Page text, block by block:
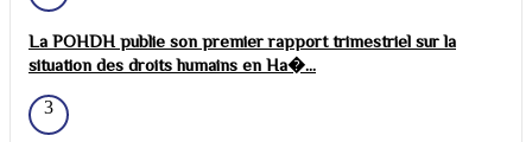
La POHDH publie son premier rapport trimestriel sur la
situation des droits humains en Ha�...
3